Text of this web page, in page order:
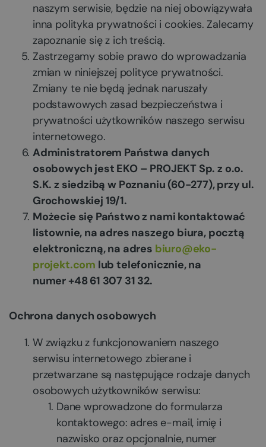
naszym serwisie, będzie na niej obowiązywała
inna polityka prywatności i cookies. Zalecamy
zapoznanie się z ich treścią.
Zastrzegamy sobie prawo do wprowadzania
zmian w niniejszej polityce prywatności.
Zmiany te nie będą jednak naruszały
podstawowych zasad bezpieczeństwa i
prywatności użytkowników naszego serwisu
internetowego.
Administratorem Państwa danych
osobowych jest EKO – PROJEKT Sp. z o.o.
S.K. z siedzibą w Poznaniu (60-277), przy ul.
Grochowskiej 19/1.
Możecie się Państwo z nami kontaktować
listownie, na adres naszego biura, pocztą
elektroniczną, na adres biuro@eko-
projekt.com lub telefonicznie, na
numer +48 61 307 31 32.
Ochrona danych osobowych
W związku z funkcjonowaniem naszego
serwisu internetowego zbierane i
przetwarzane są następujące rodzaje danych
osobowych użytkowników serwisu:
Dane wprowadzone do formularza
kontaktowego: adres e-mail, imię i
nazwisko oraz opcjonalnie, numer